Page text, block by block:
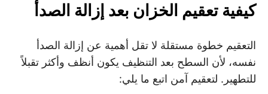
كيفية تعقيم الخزان بعد إزالة الصدأ
التعقيم خطوة مستقلة لا تقل أهمية عن إزالة الصدأ
نفسه، لأن السطح بعد التنظيف يكون أنظف وأكثر تقبلاً
للتطهير. لتعقيم آمن اتبع ما يلي: